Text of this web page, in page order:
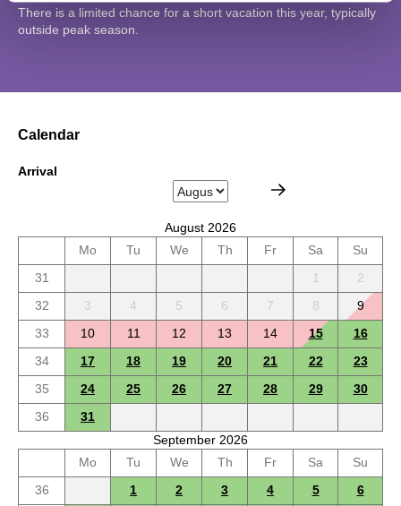
There is a limited chance for a short vacation this year, typically
outside peak season.
Calendar
Arrival
August 2026
Mo
Tu We Th Fr Sa
Su
31
1
2
32
3 4 5 6 7 8
9
33
10 11 12 13 14 15
16
34
17 18 19 20 21 22
23
35
24 25 26 27 28 29
30
36
31
September 2026
Mo
Tu We Th Fr Sa
Su
36
1 2 3 4 5
6